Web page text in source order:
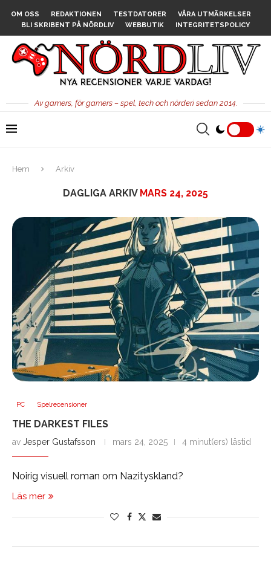
OM OSS REDAKTIONEN TESTDATORER
VÅRA UTMÄRKELSER
BLI SKRIBENT PÅ NÖRDLIV
WEBBUTIK INTEGRITETSPOLICY
Av gamers, för gamers – spel, tech och nörderi sedan 2014.
Hem Arkiv
DAGLIGA ARKIV MARS 24, 2025
PC Spelrecensioner
THE DARKEST FILES
av Jesper Gustafsson mars 24, 2025 4 minut(ers) lästid
Noirig visuell roman om Nazityskland?
Läs mer